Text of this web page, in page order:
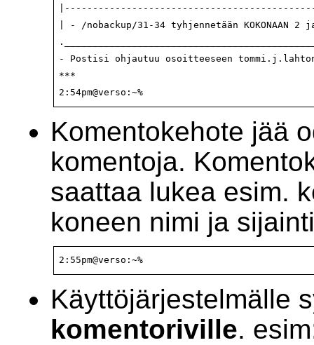
| - /nobackup/31-34 tyhjennetään KOKONAAN
- Postisi ohjautuu osoitteeseen
***
2:54pm@verso:~%
Komentokehote jää
komentoja.
saattaa lukea esim.
koneen nimi ja
2:55pm@verso:~%
Käyttöjärjestelmälle
komentoriville.